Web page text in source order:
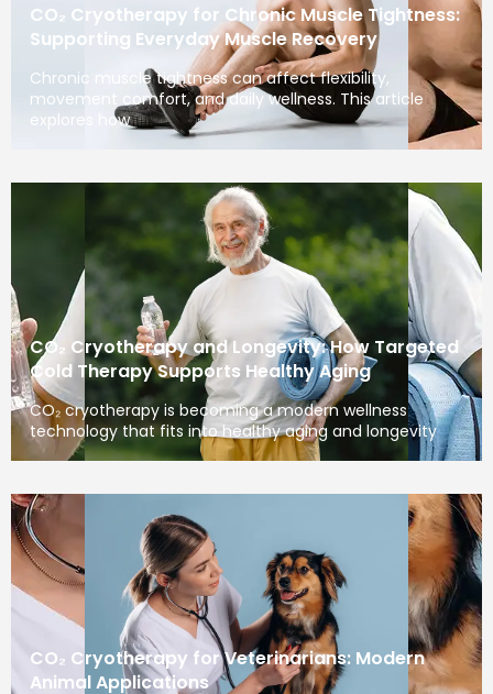
CO₂ Cryotherapy for Chronic Muscle Tightness:
Supporting Everyday Muscle Recovery
Chronic muscle tightness can affect flexibility,
movement comfort, and daily wellness. This article
explores how
CO₂ Cryotherapy and Longevity: How Targeted
Cold Therapy Supports Healthy Aging
CO₂ cryotherapy is becoming a modern wellness
technology that fits into healthy aging and longevity
CO₂ Cryotherapy for Veterinarians: Modern
Animal Applications